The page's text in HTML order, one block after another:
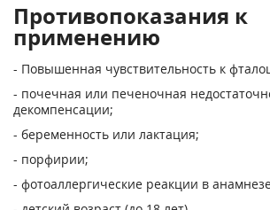
Противопоказания к
применению
- Повышенная чувствительность к
- почечная или печеночная
декомпенсации;
- беременность или лактация;
- порфирии;
- фотоаллергические реакции в